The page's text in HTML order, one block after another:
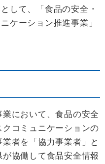
して、「食品の安全・
ケーション推進事業」
において、食品の安全
コミュニケーションの
者を「協力事業者」と
協働して食品安全情報